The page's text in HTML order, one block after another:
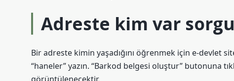
Adreste kim var
Bir adreste kimin yaşadığını öğrenmek için e-devlet
“haneler” yazın. “Barkod belgesi oluştur” butonuna